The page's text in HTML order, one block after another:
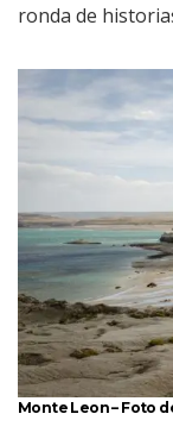
ronda de
Monte Leon – Foto